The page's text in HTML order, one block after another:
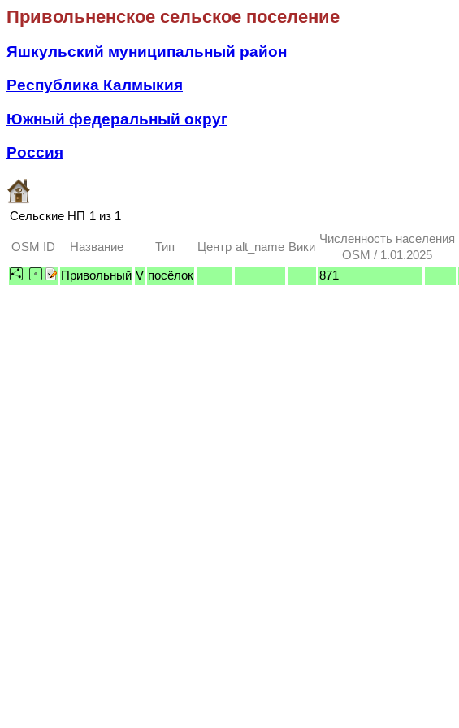
Привольненское сельское поселение
Яшкульский муниципальный район
Республика Калмыкия
Южный федеральный округ
Россия
Сельские НП 1 из 1
OSM ID Название Тип Центр alt_name Вики
Численность населения
OSM / 1.01.2025
Привольный V посёлок 871